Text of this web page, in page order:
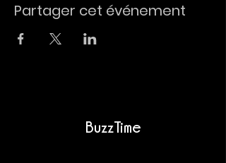
Partager cet événement
BuzzTime